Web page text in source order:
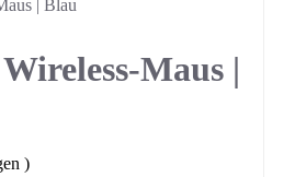
Maus |
)